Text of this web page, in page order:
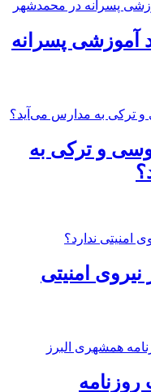
آموزشی پسرانه
و ترکی به
امنیتی